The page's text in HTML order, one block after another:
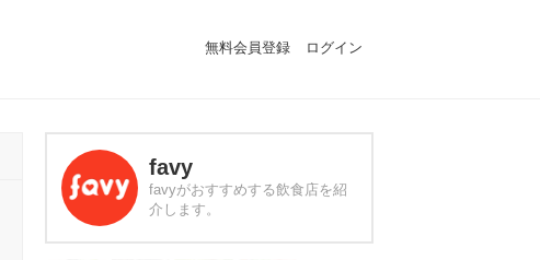
無料会員登録 ログイン
favy
favyがおすすめする飲食店を紹
介します。